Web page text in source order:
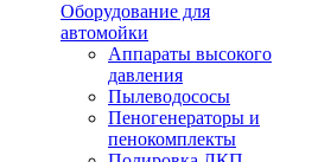
Оборудование для
автомойки
Аппараты высокого
давления
Пылеводососы
Пеногенераторы и
пенокомплекты